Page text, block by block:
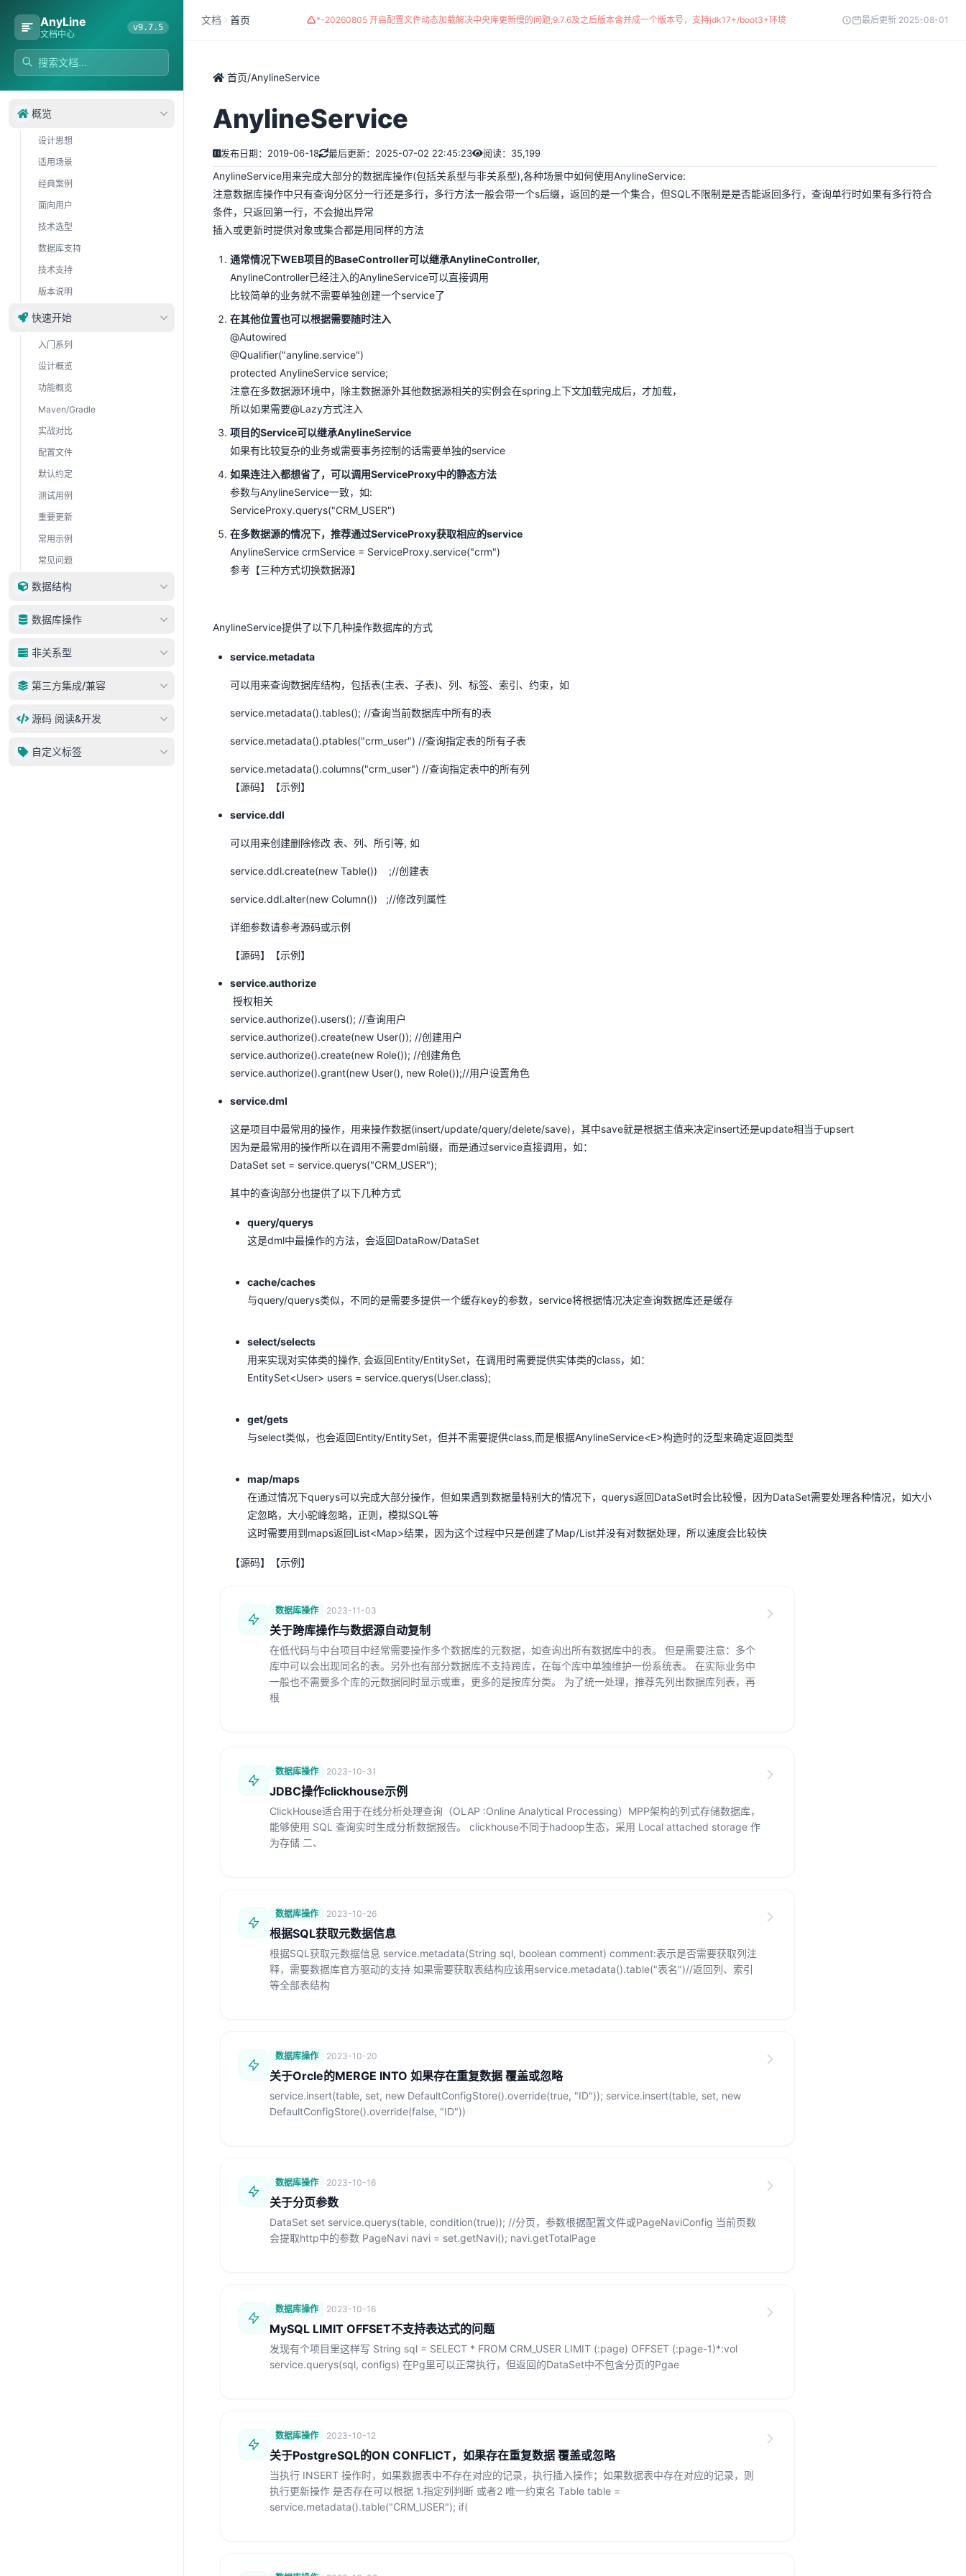
AnyLine
文档中心
v9.7.5
概览
设计思想
适用场景
经典案例
面向用户
技术选型
数据库支持
技术支持
版本说明
快速开始
入门系列
设计概览
功能概览
Maven/Gradle
实战对比
配置文件
默认约定
测试用例
重要更新
常用示例
常见问题
数据结构
DataType
DataSet
Entity
数据集操作
数据库操作
动态数据源
ServiceProxy
service.dml/dql
delete
非关系型
Neo4j
Nebula
ElasticSearch
第三方集成/兼容
JDBC Template兼容
源码 阅读&开发
adapter
自定义标签
文档 首页 *-20260805 开启配置文件动态加载解决中央库更新慢的问题;9.7.6及之后版本合并成一个版本号，支持jdk17+/boot3+环境 最后更新 2025-08-01
首页/AnylineService
AnylineService
发布日期：2019-06-18 最后更新：2025-07-02 22:45:23 阅读：35,199
AnylineService用来完成大部分的数据库操作(包括关系型与非关系型),各种场景中如何使用AnylineService:
注意数据库操作中只有查询分区分一行还是多行，多行方法一般会带一个s后缀，返回的是一个集合，但SQL不限制是是否能返回多行，查询单行时如果有多行符合
条件，只返回第一行，不会抛出异常
插入或更新时提供对象或集合都是用同样的方法
通常情况下WEB项目的BaseController可以继承AnylineController,
AnylineController已经注入的AnylineService可以直接调用
比较简单的业务就不需要单独创建一个service了
在其他位置也可以根据需要随时注入
@Autowired
@Qualifier("anyline.service")
protected AnylineService service;
注意在多数据源环境中，除主数据源外其他数据源相关的实例会在spring上下文加载完成后，才加载，
所以如果需要@Lazy方式注入
项目的Service可以继承AnylineService
如果有比较复杂的业务或需要事务控制的话需要单独的service
如果连注入都想省了，可以调用ServiceProxy中的静态方法
参数与AnylineService一致，如:
ServiceProxy.querys("CRM_USER")
在多数据源的情况下，推荐通过ServiceProxy获取相应的service
AnylineService crmService = ServiceProxy.service("crm")
参考【三种方式切换数据源】
AnylineService提供了以下几种操作数据库的方式
service.metadata
可以用来查询数据库结构，包括表(主表、子表)、列、标签、索引、约束，如
service.metadata().tables(); //查询当前数据库中所有的表
service.metadata().ptables("crm_user") //查询指定表的所有子表
service.metadata().columns("crm_user") //查询指定表中的所有列
【源码】【示例】
service.ddl
可以用来创建删除修改 表、列、所引等, 如
service.ddl.create(new Table()) ;//创建表
service.ddl.alter(new Column()) ;//修改列属性
详细参数请参考源码或示例
【源码】【示例】
service.authorize
授权相关
service.authorize().users(); //查询用户
service.authorize().create(new User()); //创建用户
service.authorize().create(new Role()); //创建角色
service.authorize().grant(new User(), new Role());//用户设置角色
service.dml
这是项目中最常用的操作，用来操作数据(insert/update/query/delete/save)，其中save就是根据主值来决定insert还是update相当于upsert
因为是最常用的操作所以在调用不需要dml前缀，而是通过service直接调用，如：
DataSet set = service.querys("CRM_USER");
其中的查询部分也提供了以下几种方式
query/querys
这是dml中最操作的方法，会返回DataRow/DataSet
cache/caches
与query/querys类似，不同的是需要多提供一个缓存key的参数，service将根据情况决定查询数据库还是缓存
select/selects
用来实现对实体类的操作, 会返回Entity/EntitySet，在调用时需要提供实体类的class，如：
EntitySet<User> users = service.querys(User.class);
get/gets
与select类似，也会返回Entity/EntitySet，但并不需要提供class,而是根据AnylineService<E>构造时的泛型来确定返回类型
map/maps
在通过情况下querys可以完成大部分操作，但如果遇到数据量特别大的情况下，querys返回DataSet时会比较慢，因为DataSet需要处理各种情况，如大小
定忽略，大小驼峰忽略，正则，模拟SQL等
这时需要用到maps返回List<Map>结果，因为这个过程中只是创建了Map/List并没有对数据处理，所以速度会比较快
【源码】【示例】
数据库操作 ·2023-11-03
关于跨库操作与数据源自动复制
在低代码与中台项目中经常需要操作多个数据库的元数据，如查询出所有数据库中的表。 但是需要注意：多个
库中可以会出现同名的表。另外也有部分数据库不支持跨库，在每个库中单独维护一份系统表。 在实际业务中
一般也不需要多个库的元数据同时显示或重，更多的是按库分类。 为了统一处理，推荐先列出数据库列表，再
根
数据库操作 ·2023-10-31
JDBC操作clickhouse示例
ClickHouse适合用于在线分析处理查询（OLAP :Online Analytical Processing）MPP架构的列式存储数据库，
能够使用 SQL 查询实时生成分析数据报告。 clickhouse不同于hadoop生态，采用 Local attached storage 作
为存储 二、
数据库操作 ·2023-10-26
根据SQL获取元数据信息
根据SQL获取元数据信息 service.metadata(String sql, boolean comment) comment:表示是否需要获取列注
释，需要数据库官方驱动的支持 如果需要获取表结构应该用service.metadata().table("表名")//返回列、索引
等全部表结构
数据库操作 ·2023-10-20
关于Orcle的MERGE INTO 如果存在重复数据 覆盖或忽略
service.insert(table, set, new DefaultConfigStore().override(true, "ID")); service.insert(table, set, new
DefaultConfigStore().override(false, "ID"))
数据库操作 ·2023-10-16
关于分页参数
DataSet set service.querys(table, condition(true)); //分页，参数根据配置文件或PageNaviConfig 当前页数
会提取http中的参数 PageNavi navi = set.getNavi(); navi.getTotalPage
数据库操作 ·2023-10-16
MySQL LIMIT OFFSET不支持表达式的问题
发现有个项目里这样写 String sql = SELECT * FROM CRM_USER LIMIT (:page) OFFSET (:page-1)*:vol
service.querys(sql, configs) 在Pg里可以正常执行，但返回的DataSet中不包含分页的Pgae
数据库操作 ·2023-10-12
关于PostgreSQL的ON CONFLICT，如果存在重复数据 覆盖或忽略
当执行 INSERT 操作时，如果数据表中不存在对应的记录，执行插入操作；如果数据表中存在对应的记录，则
执行更新操作 是否存在可以根据 1.指定列判断 或者2 唯一约束名 Table table =
service.metadata().table("CRM_USER"); if(